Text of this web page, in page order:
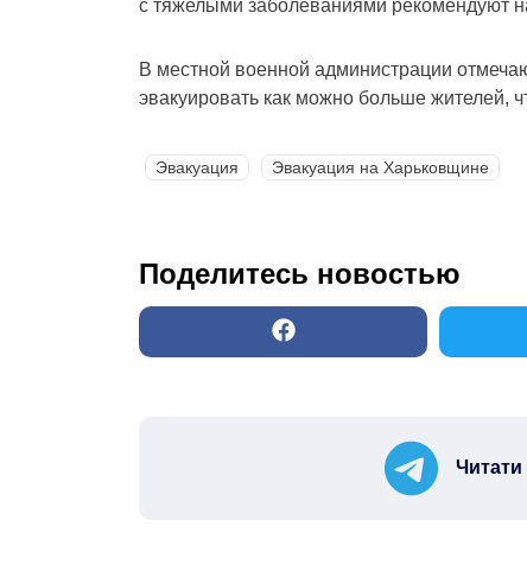
с тяжелыми заболеваниями рекомендуют
В местной военной администрации
эвакуировать как можно больше жителей,
Эвакуация Эвакуация на Харьковщине
Поделитесь новостью
Читати